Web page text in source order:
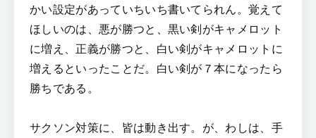
かい設定があっていちいち書いてられん。覚えて
ほしいのは、悪が勝つと、黒い剣がキャメロット
に増え、正義が勝つと、白い剣がキャメロットに
増えるといったことだ。白い剣が７本になったら
勝ちである。
サクソン対策に、皆は動き出す。が、わしは、手